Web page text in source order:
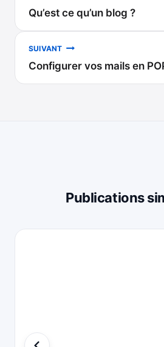
de
l’article
Qu’est ce qu’un blog ?
SUIVANT
Configurer vos mails en
Publications